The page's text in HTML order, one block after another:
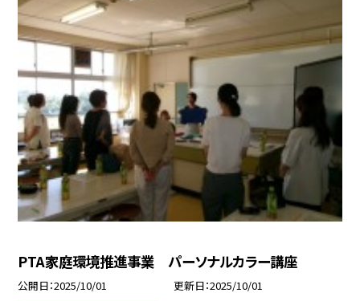
PTA家庭環境推進事業 パーソナルカラー講座
公開日 2025/10/01 更新日 2025/10/01